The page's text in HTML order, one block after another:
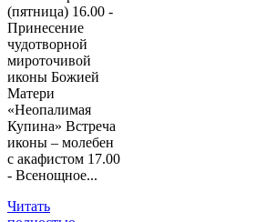
(пятница) 16.00 -
Принесение
чудотворной
мироточивой
иконы Божией
Матери
«Неопалимая
Купина» Встреча
иконы – молебен
с акафистом 17.00
- Всенощное...
Читать